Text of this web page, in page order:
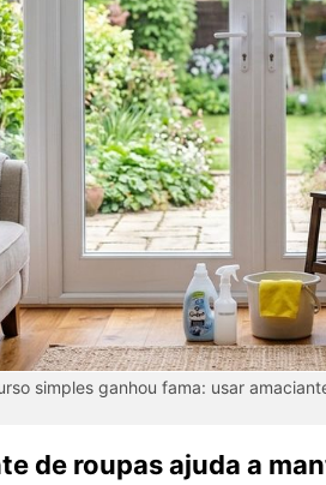
simples ganhou fama: usar
de roupas ajuda a